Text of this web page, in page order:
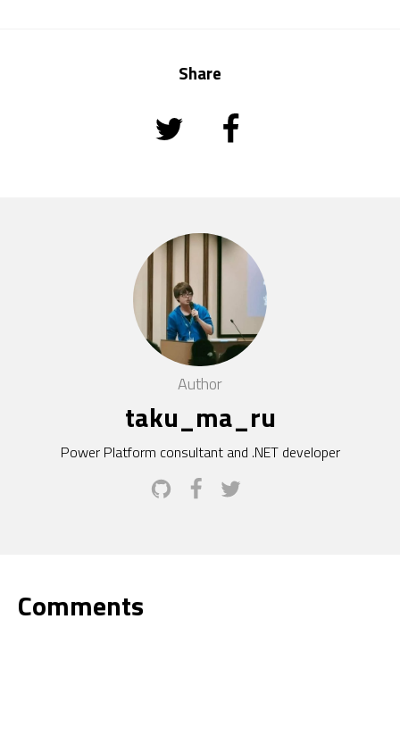
Share
Author
taku_ma_ru
Power Platform consultant and .NET developer
Comments